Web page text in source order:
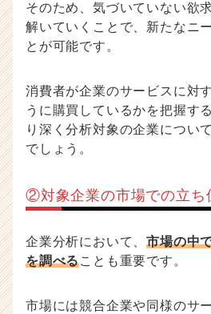
そのため、気づいていない欲
解いていくことで、新たなニ
とが可能です。
消費者が企業のサービスに対
うに購買しているかを把握す
り深く分析対象の企業につい
でしょう。
②対象企業の市場での立ち
企業分析において、市場の中
を調べることも重要です。
市場には競合企業や同様のサ